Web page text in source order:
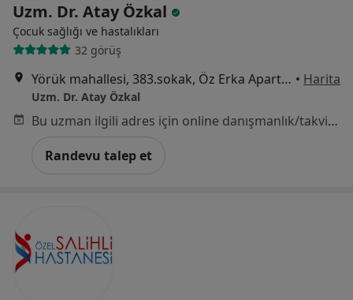
Uzm. Dr. Atay Özkal
Çocuk sağlığı ve hastalıkları
32 görüş
Yörük mahallesi, 383.sokak, Öz Erka Apartmanı,No:7, Manisa • Harita
Uzm. Dr. Atay Özkal
Bu uzman ilgili adres için online danışmanlık/takvim sunmuyor.
Randevu talep et